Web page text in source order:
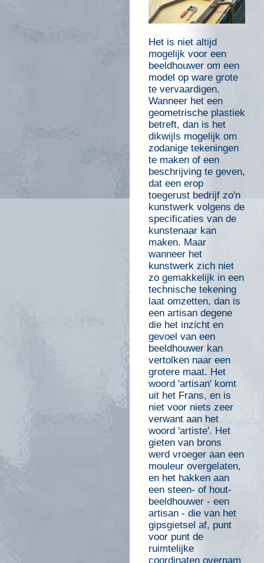
Het is niet altijd
mogelijk voor een
beeldhouwer om een
model op ware grote
te vervaardigen.
Wanneer het een
geometrische plastiek
betreft, dan is het
dikwijls mogelijk om
zodanige tekeningen
te maken of een
beschrijving te geven,
dat een erop
toegerust bedrijf zo'n
kunstwerk volgens de
specificaties van de
kunstenaar kan
maken. Maar
wanneer het
kunstwerk zich niet
zo gemakkelijk in een
technische tekening
laat omzetten, dan is
een artisan degene
die het inzicht en
gevoel van een
beeldhouwer kan
vertolken naar een
grotere maat. Het
woord 'artisan' komt
uit het Frans, en is
niet voor niets zeer
verwant aan het
woord 'artiste'. Het
gieten van brons
werd vroeger aan een
mouleur overgelaten,
en het hakken aan
een steen- of hout-
beeldhouwer - een
artisan - die van het
gipsgietsel af, punt
voor punt de
ruimtelijke
coordinaten overnam